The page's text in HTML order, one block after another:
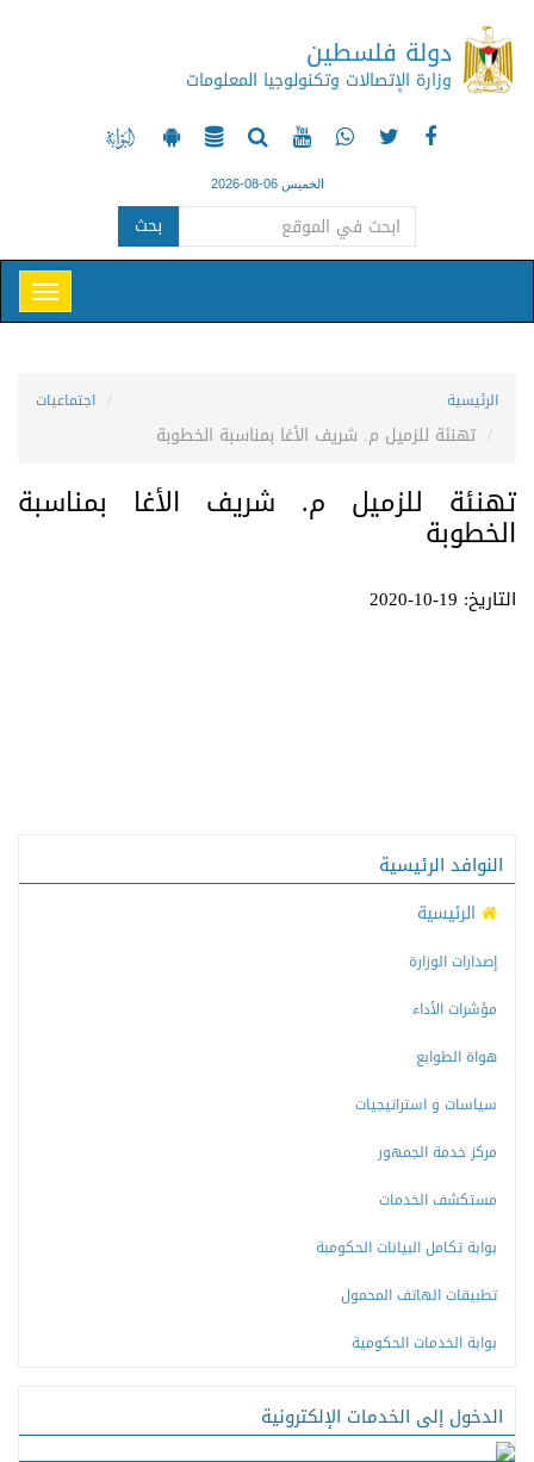
دولة فلسطين
وزارة الإتصالات وتكنولوجيا المعلومات
الخميس 06-08-2026
بحث
الرئيسية اجتماعيات
تهنئة للزميل م. شريف الأغا بمناسبة الخطوبة
تهنئة للزميل م. شريف الأغا بمناسبة
الخطوبة
التاريخ: 19-10-2020
النوافد الرئيسية
الرئيسية
إصدارات الوزارة
مؤشرات الأداء
هواة الطوابع
سياسات و استراتيجيات
مركز خدمة الجمهور
مستكشف الخدمات
بوابة تكامل البيانات الحكومبة
تطبيقات الهاتف المحمول
بوابة الخدمات الحكومية
الدخول إلى الخدمات الإلكترونية